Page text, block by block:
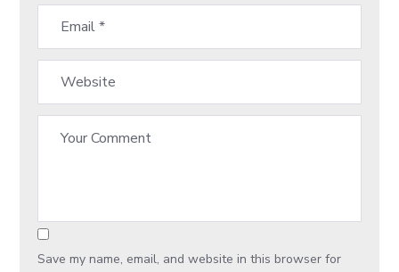
Save my name, email, and website in this browser for